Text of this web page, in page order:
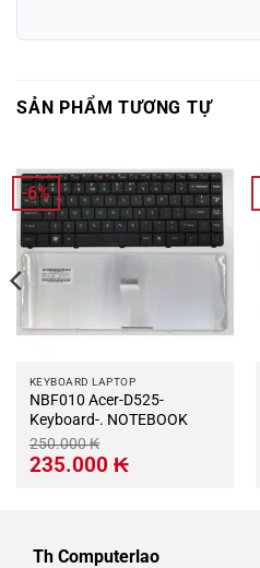
SẢN PHẨM TƯƠNG TỰ
-6%
KEYBOARD LAPTOP
NBF010 Acer-D525-
Keyboard-. NOTEBOOK
250.000₭
Giá
gốc
235.000 ₭Giá
hiện
Th Computerlao